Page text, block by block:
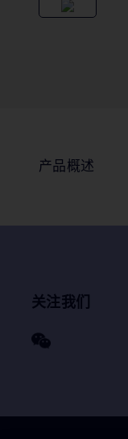
产品概述
关注我们